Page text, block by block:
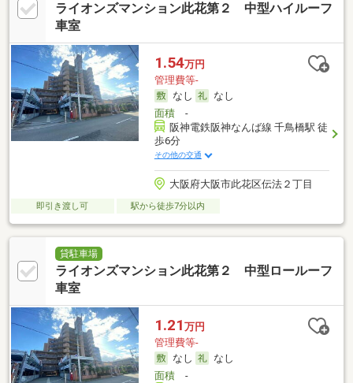
ライオンズマンション此花第２ 中型ハイルーフ
車室
1.54万円
管理費等-
なし
なし
面積-
阪神電鉄阪神なんば線 千鳥橋駅 徒
歩6分
その他の交通
大阪府大阪市此花区伝法２丁目
即引き渡し可 駅から徒歩7分以内
貸駐車場
ライオンズマンション此花第２ 中型ロールーフ
車室
1.21 万円
管理費等-
なし
なし
面積-